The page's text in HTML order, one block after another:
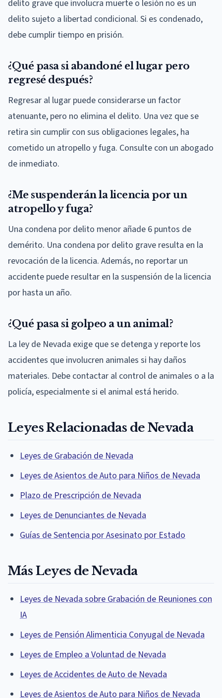
delito grave que involucra muerte o lesión no es un
delito sujeto a libertad condicional. Si es condenado,
debe cumplir tiempo en prisión.
¿Qué pasa si abandoné el lugar pero
regresé después?
Regresar al lugar puede considerarse un factor
atenuante, pero no elimina el delito. Una vez que se
retira sin cumplir con sus obligaciones legales, ha
cometido un atropello y fuga. Consulte con un abogado
de inmediato.
¿Me suspenderán la licencia por un
atropello y fuga?
Una condena por delito menor añade 6 puntos de
demérito. Una condena por delito grave resulta en la
revocación de la licencia. Además, no reportar un
accidente puede resultar en la suspensión de la licencia
por hasta un año.
¿Qué pasa si golpeo a un animal?
La ley de Nevada exige que se detenga y reporte los
accidentes que involucren animales si hay daños
materiales. Debe contactar al control de animales o a la
policía, especialmente si el animal está herido.
Leyes Relacionadas de Nevada
Leyes de Grabación de Nevada
Leyes de Asientos de Auto para Niños de Nevada
Plazo de Prescripción de Nevada
Leyes de Denunciantes de Nevada
Guías de Sentencia por Asesinato por Estado
Más Leyes de Nevada
Leyes de Nevada sobre Grabación de Reuniones con
IA
Leyes de Pensión Alimenticia Conyugal de Nevada
Leyes de Empleo a Voluntad de Nevada
Leyes de Accidentes de Auto de Nevada
Leyes de Asientos de Auto para Niños de Nevada